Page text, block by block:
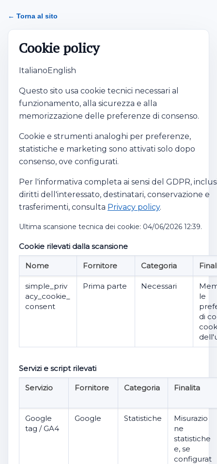
← Torna al sito
Cookie policy
ItalianoEnglish
Questo sito usa cookie tecnici necessari al
funzionamento, alla sicurezza e alla
memorizzazione delle preferenze di consenso.
Cookie e strumenti analoghi per preferenze,
statistiche e marketing sono attivati solo dopo
consenso, ove configurati.
Per l'informativa completa ai sensi del GDPR,
diritti dell'interessato, destinatari, conservazione e
trasferimenti, consulta Privacy policy.
Ultima scansione tecnica dei cookie: 04/06/2026 12:39.
Cookie rilevati dalla scansione
Nome Fornitore Categoria
simple_priv
acy_cookie_
consent
Prima parte Necessari
le
di
Servizi e script rilevati
Servizio Fornitore Categoria Finalita
Google
tag / GA4
Google Statistiche
Misurazio
ne
statistiche
e, se
configurat